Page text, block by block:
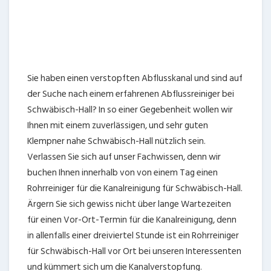
Rohrreiniger für die Kanalreinigung für Schwäbisch-Hall.
Ärgern Sie sich gewiss nicht über lange Wartezeiten
für einen Vor-Ort-Termin für die Kanalreinigung, denn
in allenfalls einer dreiviertel Stunde ist ein Rohrreiniger
für Schwäbisch-Hall vor Ort bei unseren Interessenten
und kümmert sich um die Kanalverstopfung.
Beauftragen Sie uns und bestimmen Sie einen baldigen
Termin mit uns. Zusätzlich zu derKanalreinigung
sorgen die Partner-Abflussexperten sich um sonstige
Arbeitsaufträge.
JETZT ANRUFEN